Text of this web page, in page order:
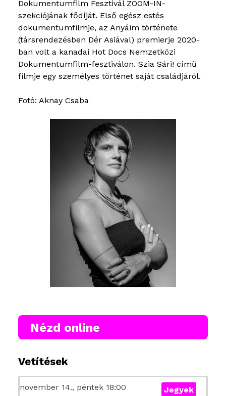
Dokumentumfilm Fesztivál ZOOM-IN-
szekciójának fődíját. Első egész estés
dokumentumfilmje, az Anyáim története
(társrendezésben Dér Asiával) premierje 2020-
ban volt a kanadai Hot Docs Nemzetközi
Dokumentumfilm-fesztiválon. Szia Sári! című
filmje egy személyes történet saját családjáról.
Fotó: Aknay Csaba
Nézd online
Vetítések
november 14., péntek 18:00
Jegyek